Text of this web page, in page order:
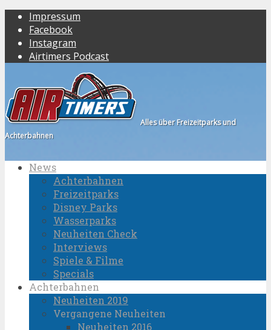
Impressum
Facebook
Instagram
Airtimers Podcast
Alles über Freizeitparks und
Achterbahnen
News
Achterbahnen
Freizeitparks
Disney Parks
Wasserparks
Neuheiten Check
Interviews
Spiele & Filme
Specials
Achterbahnen
Neuheiten 2019
Vergangene Neuheiten
Neuheiten 2016